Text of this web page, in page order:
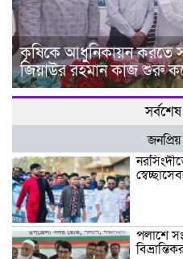
কৃষিকে আধুনিকায়ন করতে
জিয়াউর রহমান কাজ শুরু
পলাশে